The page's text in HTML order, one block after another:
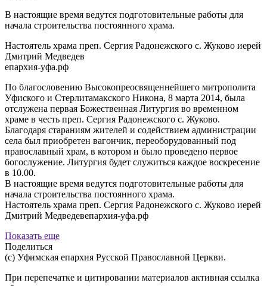
В настоящие время ведутся подготовительные работы для
начала строительства постоянного храма.
Настоятель храма преп. Сергия Радонежского с. Жуково иерей
Дмитрий Медведев
епархия-уфа.рф
По благословению Высокопреосвященнейшего митрополита
Уфиского и Стерлитамакского Никона, 8 марта 2014, была
отслужена первая Божественная Литургия во временном
храме в честь преп. Сергия Радонежского с. Жуково.
Благодаря стараниям жителей и содействием администрации
села был приобретен вагончик, переоборудованный под
православный храм, в котором и было проведено первое
богослужение. Литургия будет служиться каждое воскресение
в 10.00.
В настоящие время ведутся подготовительные работы для
начала строительства постоянного храма.
Настоятель храма преп. Сергия Радонежского с. Жуково иерей
Дмитрий Медведевепархия-уфа.рф
Показать еще
Поделиться
(с) Уфимская епархия Русской Православной Церкви.
При перепечатке и цитировании материалов активная ссылка